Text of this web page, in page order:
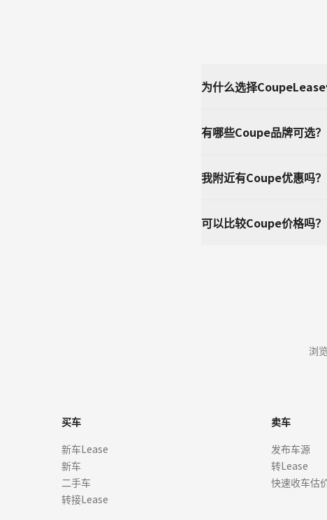
为什么选择CoupeLease
有哪些Coupe品牌可选？
我附近有Coupe优惠吗？
可以比较Coupe价格吗？
浏
买车
新车Lease
新车
二手车
转接Lease
卖车
发布车源
转Lease
快速收车估